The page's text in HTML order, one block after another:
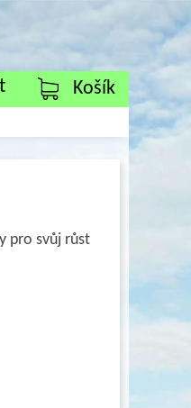
Košík
pro svůj růst